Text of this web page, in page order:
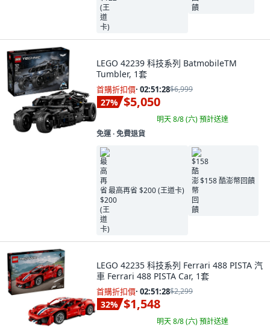
LEGO 42239 科技系列 BatmobileTM
Tumbler, 1套
首購折扣價· 02:51:27$6,999
27% $5,050
明天 8/8 (六)預計送達
免運 ∙ 免費退貨
最高再省 $200 (王道卡)
$158 酷澎幣回饋
LEGO 42235 科技系列 Ferrari 488 PISTA 汽
車 Ferrari 488 PISTA Car, 1套
首購折扣價· 02:51:27$2,299
32% $1,548
明天 8/8 (六)預計送達